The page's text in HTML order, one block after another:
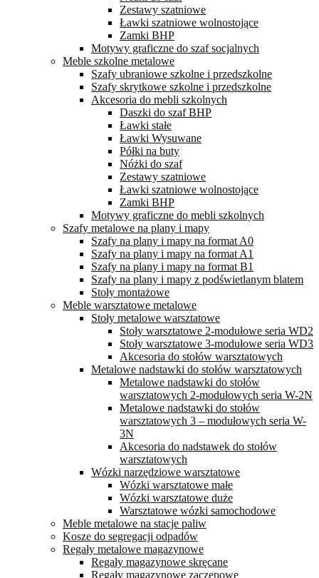
Zestawy szatniowe
Ławki szatniowe wolnostojące
Zamki BHP
Motywy graficzne do szaf socjalnych
Meble szkolne metalowe
Szafy ubraniowe szkolne i przedszkolne
Szafy skrytkowe szkolne i przedszkolne
Akcesoria do mebli szkolnych
Daszki do szaf BHP
Ławki stałe
Ławki Wysuwane
Półki na buty
Nóżki do szaf
Zestawy szatniowe
Ławki szatniowe wolnostojące
Zamki BHP
Motywy graficzne do mebli szkolnych
Szafy metalowe na plany i mapy
Szafy na plany i mapy na format A0
Szafy na plany i mapy na format A1
Szafy na plany i mapy na format B1
Szafy na plany i mapy z podświetlanym blatem
Stoły montażowe
Meble warsztatowe metalowe
Stoły metalowe warsztatowe
Stoły warsztatowe 2-modułowe seria WD2
Stoły warsztatowe 3-modułowe seria WD3
Akcesoria do stołów warsztatowych
Metalowe nadstawki do stołów warsztatowych
Metalowe nadstawki do stołów
warsztatowych 2-modułowych seria W-2N
Metalowe nadstawki do stołów
warsztatowych 3 – modułowych seria W-
3N
Akcesoria do nadstawek do stołów
warsztatowych
Wózki narzędziowe warsztatowe
Wózki warsztatowe małe
Wózki warsztatowe duże
Warsztatowe wózki samochodowe
Meble metalowe na stacje paliw
Kosze do segregacji odpadów
Regały metalowe magazynowe
Regały magazynowe skręcane
Regały magazynowe zaczepowe